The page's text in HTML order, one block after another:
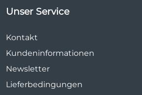
Unser Service
Kontakt
Kundeninformationen
Newsletter
Lieferbedingungen